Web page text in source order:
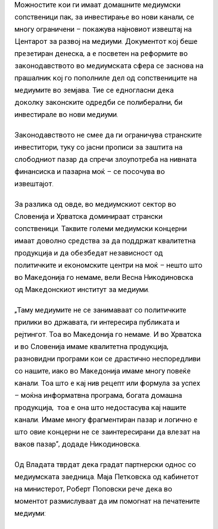
Можностите кои ги имаат домашните медиумски
сопственици пак, за инвестирање во нови канали, се
многу ограничени – покажува најновиот извештај на
Центарот за развој на медиуми. Документот кој беше
презетиран денеска, а е посветен на реформите во
законодавството во медиумската сфера се заснова на
прашалник кој го пополниле дел од сопствениците на
медиумите во земјава. Тие се едногласни дека
доколку законските одредби се полиберални, би
инвестирале во нови медиуми.
Законодавството не смее да ги ограничува странските
инвеститори, туку со јасни прописи за заштита на
слободниот пазар да спречи злоупотреба на нивната
финансиска и пазарна моќ – се посочува во
извештајот.
За разлика од овде, во медиумскиот сектор во
Словенија и Хрватска доминираат странски
сопственици. Таквите големи медиумски концерни
имаат доволно средства за да поддржат квалитетна
продукција и да обезбедат независност од
политичките и економските центри на моќ – нешто што
во Македонија го немаме, вели Весна Никодиновска
од Македонскиот институт за медиуми.
„Таму медиумите не се занимаваат со политичките
прилики во државата, ги интересира публиката и
рејтингот. Тоа во Македонија го немаме. И во Хрватска
и во Словенија имаме квалитетна продукција,
разновидни програми кои се драстично неспоредливи
со нашите, иако во Македонија имаме многу повеќе
канали. Тоа што е кај нив рецепт или формула за успех
– моќна информатвна програма, богата домашна
продукција, тоа е она што недостасува кај нашите
канали. Имаме многу фрагментиран пазар и логично е
што овие концерни не се заинтересирани да влезат на
ваков пазар“, додаде Никодиновска.
Од Владата тврдат дека градат партнерски однос со
медиумската заедница. Маја Петковска од кабинетот
на министерот, Роберт Поповски рече дека во
моментот размислуваат да им помогнат на печатените
медиуми: